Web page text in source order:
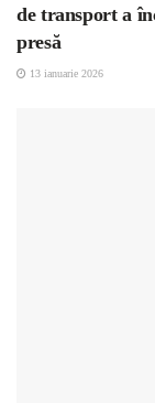
de transport a
presă
13 ianuarie 2026